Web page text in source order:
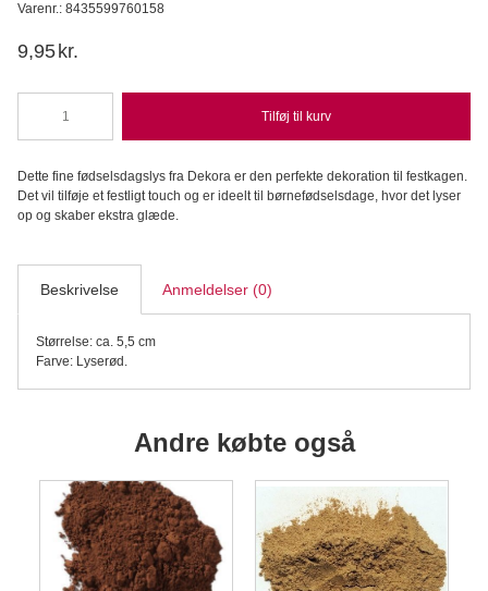
Varenr.: 8435599760158
9,95 kr.
Dekora
-
Nr.
3,
Lyserød
Tilføj til kurv
Dette fine fødselsdagslys fra Dekora er den perfekte dekoration til festkagen.
Det vil tilføje et festligt touch og er ideelt til børnefødselsdage, hvor det lyser
op og skaber ekstra glæde.
Beskrivelse Anmeldelser (0)
Størrelse: ca. 5,5 cm
Farve: Lyserød.
Andre købte også